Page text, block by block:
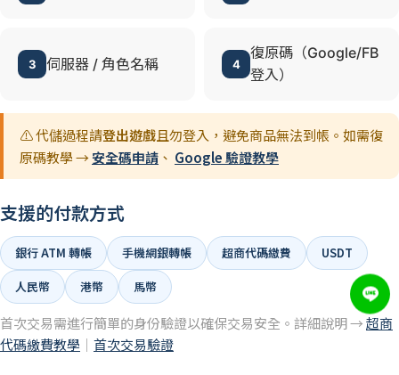
3 伺服器 / 角色名稱 4
復原碼（Google/FB
登入）
⚠️ 代儲過程請登出遊戲且勿登入，避免商品無法到帳。如需復
原碼教學 →安全碼申請 、 Google 驗證教學
支援的付款方式
銀行 ATM 轉帳 手機網銀轉帳 超商代碼繳費
USDT
人民幣
港幣 馬幣
首次交易需進行簡單的身份驗證以確保交易安全。詳細說明 →超商
代碼繳費教學 ｜ 首次交易驗證